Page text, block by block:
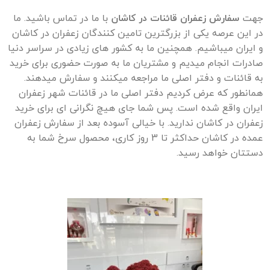
جهت سفارش زعفران قائنات در کاشان با ما در تماس باشید. ما
در این عرصه یکی از بزرگترین تامین کنندگان زعفران در کاشان
و ایران میباشیم. همچنین ما به کشور های زیادی در سراسر دنیا
صادرات انجام میدیم و مشتریان ما به صورت حضوری برای خرید
به قائنات و دفتر اصلی ما مراجعه میکنند و سفارش میدهند.
همانطور که عرض کردیم دفتر اصلی ما در قائنات شهر زعفران
ایران واقع شده است. پس شما جای هیچ نگرانی ای برای خرید
زعفران در کاشان ندارید. با خیالی آسوده بعد از سفارش زعفران
عمده در کاشان حداکثر تا 3 روز کاری، محصول سرخ شما به
دستتان خواهد رسید.